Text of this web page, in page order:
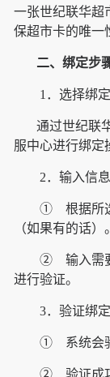
一张世纪联华超
保超市卡的唯一
二、绑定步
1．选择绑定
通过世纪联
服中心进行绑定
2．输入信息
① 根据所选
（如果有的话）。
② 输入需要
进行验证。
3．验证绑定
① 系统会验
② 验证成功